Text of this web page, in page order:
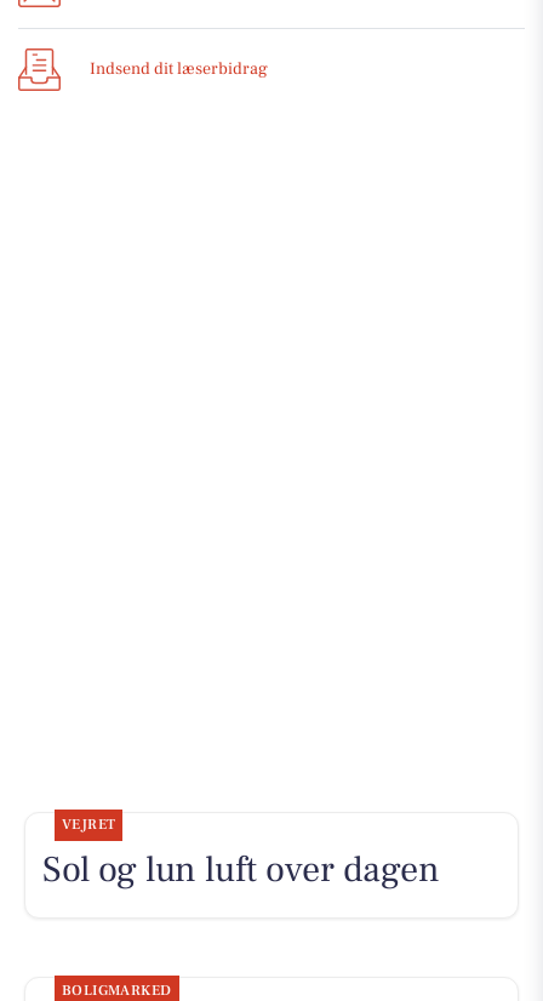
Indsend dit læserbidrag
VEJRET
Sol og lun luft over dagen
BOLIGMARKED